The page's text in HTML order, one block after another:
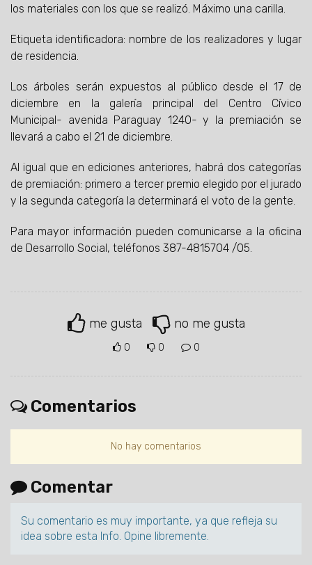
los materiales con los que se realizó. Máximo una carilla.
Etiqueta identificadora: nombre de los realizadores y lugar
de residencia.
Los árboles serán expuestos al público desde el 17 de
diciembre en la galería principal del Centro Cívico
Municipal- avenida Paraguay 1240- y la premiación se
llevará a cabo el 21 de diciembre.
Al igual que en ediciones anteriores, habrá dos categorías
de premiación: primero a tercer premio elegido por el jurado
y la segunda categoría la determinará el voto de la gente.
Para mayor información pueden comunicarse a la oficina
de Desarrollo Social, teléfonos 387-4815704 /05.
me gusta no me gusta
0 0 0
Comentarios
No hay comentarios
Comentar
Su comentario es muy importante, ya que refleja su
idea sobre esta Info. Opine libremente.